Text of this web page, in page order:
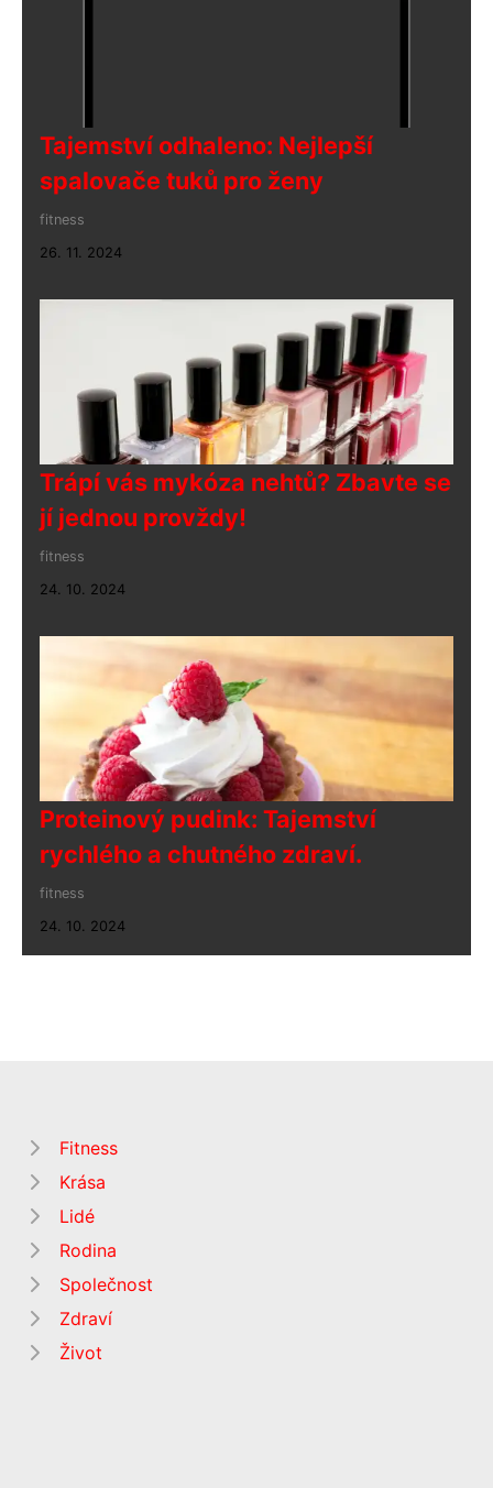
Tajemství odhaleno: Nejlepší
spalovače tuků pro ženy
fitness
26. 11. 2024
Trápí vás mykóza nehtů? Zbavte se
jí jednou provždy!
fitness
24. 10. 2024
Proteinový pudink: Tajemství
rychlého a chutného zdraví.
fitness
24. 10. 2024
Fitness
Krása
Lidé
Rodina
Společnost
Zdraví
Život